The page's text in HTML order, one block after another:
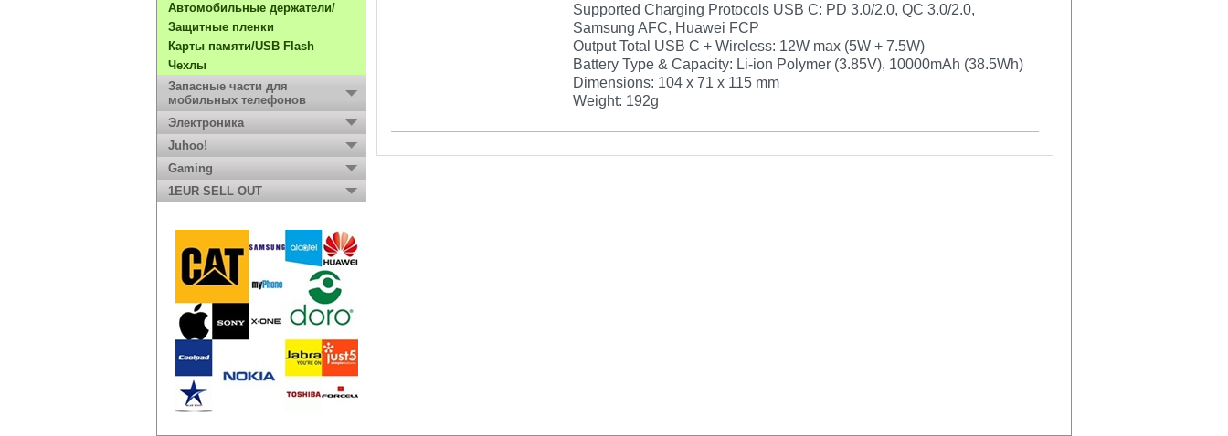
Автомобильные держатели/
Защитные пленки
Карты памяти/USB Flash
Чехлы
Запасные части для
мобильных телефонов
Электроника
Juhoo!
Gaming
1EUR SELL OUT
Supported Charging Protocols USB C: PD 3.0/2.0, QC 3.0/2.0,
Samsung AFC, Huawei FCP
Output Total USB C + Wireless: 12W max (5W + 7.5W)
Battery Type & Capacity: Li-ion Polymer (3.85V), 10000mAh (38.5Wh)
Dimensions: 104 x 71 x 115 mm
Weight: 192g